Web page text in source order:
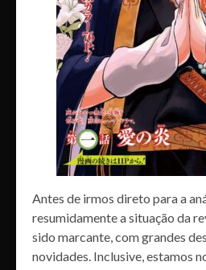
Antes de irmos direto para a
resumidamente a situação da
sido marcante, com grandes
novidades. Inclusive, estamos